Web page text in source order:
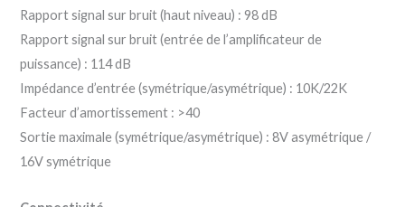
Rapport signal sur bruit (haut niveau) : 98 dB
Rapport signal sur bruit (entrée de l’amplificateur de
puissance) : 114 dB
Impédance d’entrée (symétrique/asymétrique) : 10K/22K
Facteur d’amortissement : >40
Sortie maximale (symétrique/asymétrique) : 8V asymétrique /
16V symétrique